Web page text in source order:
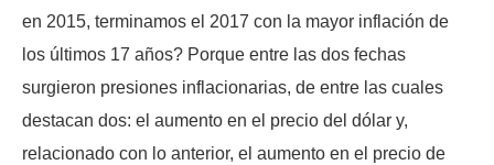
en 2015, terminamos el 2017 con la mayor inflación de
los últimos 17 años? Porque entre las dos fechas
surgieron presiones inflacionarias, de entre las cuales
destacan dos: el aumento en el precio del dólar y,
relacionado con lo anterior, el aumento en el precio de